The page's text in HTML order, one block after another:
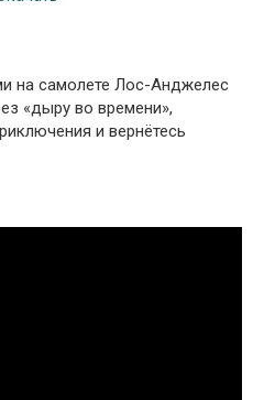
на самолете Лос-Анджелес
«дыру во времени»,
и вернётесь